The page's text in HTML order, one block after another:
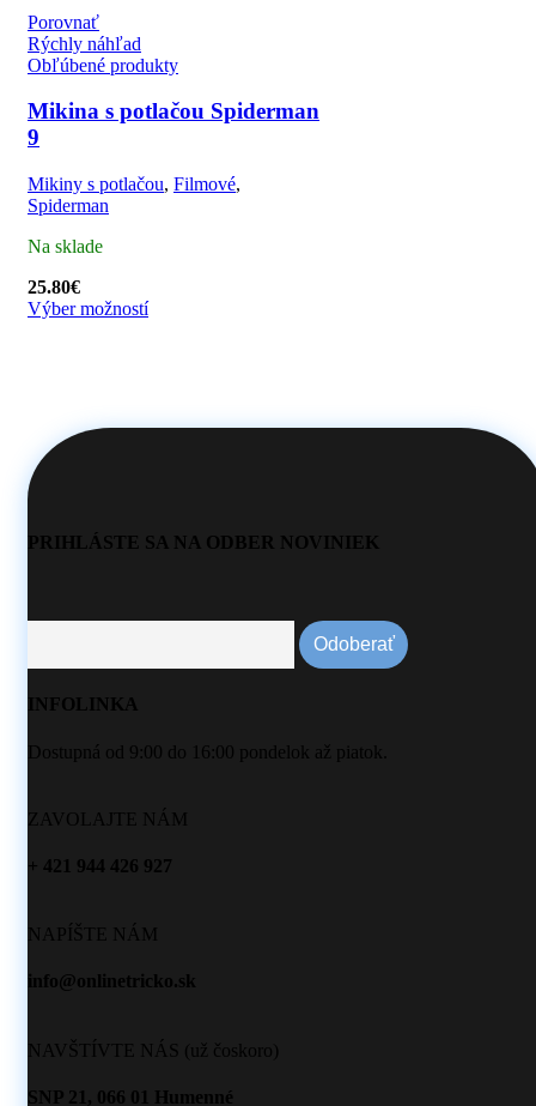
Porovnať
Rýchly náhľad
Obľúbené produkty
Mikina s potlačou Spiderman
9
Mikiny s potlačou, Filmové,
Spiderman
Na sklade
25.80€
Výber možností
PRIHLÁSTE SA NA ODBER NOVINIEK
INFOLINKA
Dostupná od 9:00 do 16:00 pondelok až piatok.
ZAVOLAJTE NÁM
+ 421 944 426 927
NAPÍŠTE NÁM
info@onlinetricko.sk
NAVŠTÍVTE NÁS (už čoskoro)
SNP 21, 066 01 Humenné